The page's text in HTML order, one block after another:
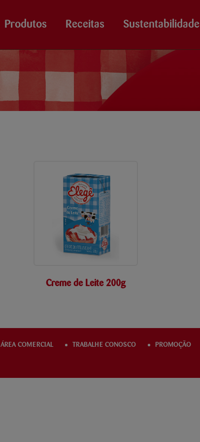
Produtos Receitas Sustentabilidade
Creme de Leite 200g
ÁREA COMERCIAL TRABALHE CONOSCO PROMOÇÃO